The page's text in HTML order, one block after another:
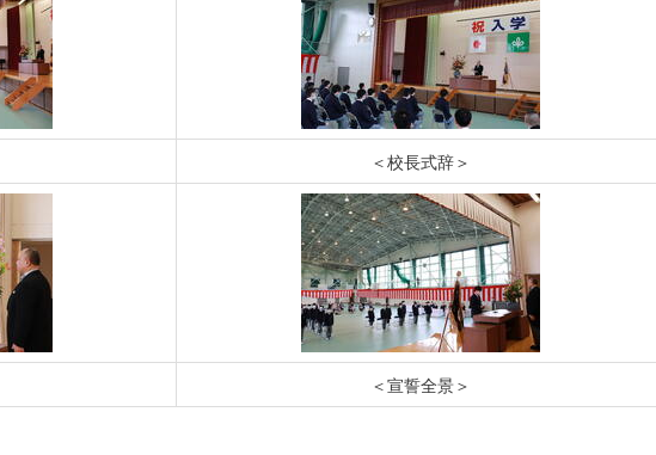
＜校長式辞＞
＜宣誓全景＞